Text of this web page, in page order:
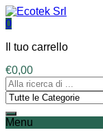
0
Il tuo carrello
€0,00
Menu